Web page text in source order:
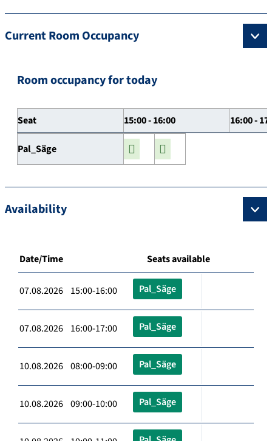
Current Room Occupancy
Room occupancy for today
Seat 15:00 - 16:00 16:00 -
Pal_Säge
Availability
Date/Time Seats available
07.08.2026 15:00-16:00 Pal_Säge
07.08.2026 16:00-17:00 Pal_Säge
10.08.2026 08:00-09:00 Pal_Säge
10.08.2026 09:00-10:00 Pal_Säge